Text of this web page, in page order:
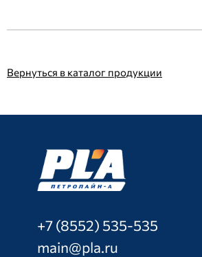
Вернуться в каталог продукции
+7 (8552) 535-535
main@pla.ru